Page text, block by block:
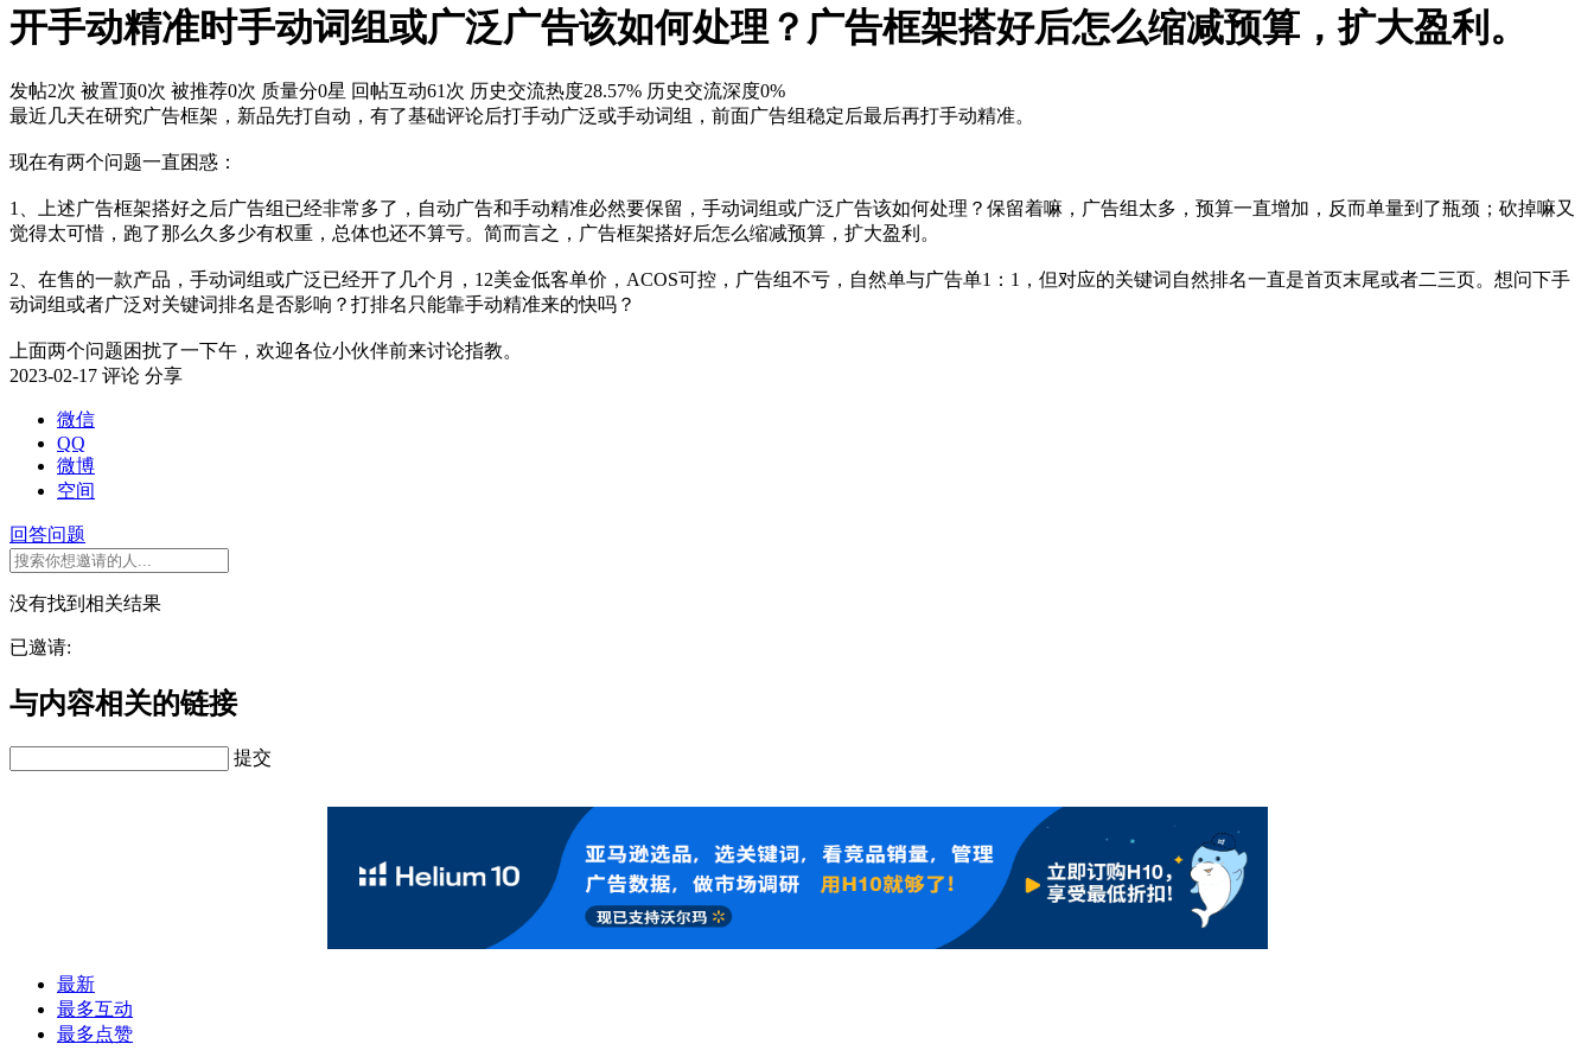
开手动精准时手动词组或广泛广告该如何处理？广告框架搭好后怎么缩减预算，扩大盈利。
发帖2次 被置顶0次 被推荐0次 质量分0星 回帖互动61次 历史交流热度28.57% 历史交流深度0%
最近几天在研究广告框架，新品先打自动，有了基础评论后打手动广泛或手动词组，前面广告组稳定后最后再打手动精准。
现在有两个问题一直困惑：
1、上述广告框架搭好之后广告组已经非常多了，自动广告和手动精准必然要保留，手动词组或广泛广告该如何处理？保留着嘛，广告组太多，预算一直增加，反而单量到了瓶颈；砍掉嘛又
觉得太可惜，跑了那么久多少有权重，总体也还不算亏。简而言之，广告框架搭好后怎么缩减预算，扩大盈利。
2、在售的一款产品，手动词组或广泛已经开了几个月，12美金低客单价，ACOS可控，广告组不亏，自然单与广告单1：1，但对应的关键词自然排名一直是首页末尾或者二三页。想问下手
动词组或者广泛对关键词排名是否影响？打排名只能靠手动精准来的快吗？
上面两个问题困扰了一下午，欢迎各位小伙伴前来讨论指教。
2023-02-17 评论 分享
微信
QQ
微博
空间
回答问题
没有找到相关结果
已邀请:
与内容相关的链接
提交
最新
最多互动
最多点赞